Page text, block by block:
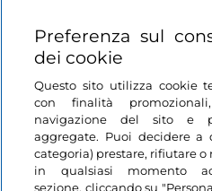
Login
Restiamo in contatto
Preferenza sul
dei cookie
Questo sito utilizza cookie
con finalità
navigazione del sito e
aggregate. Puoi decidere a
categoria) prestare, rifiutare o
in qualsiasi momento
sezione, cliccando su